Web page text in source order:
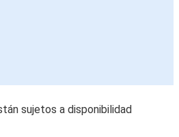
sujetos a disponibilidad